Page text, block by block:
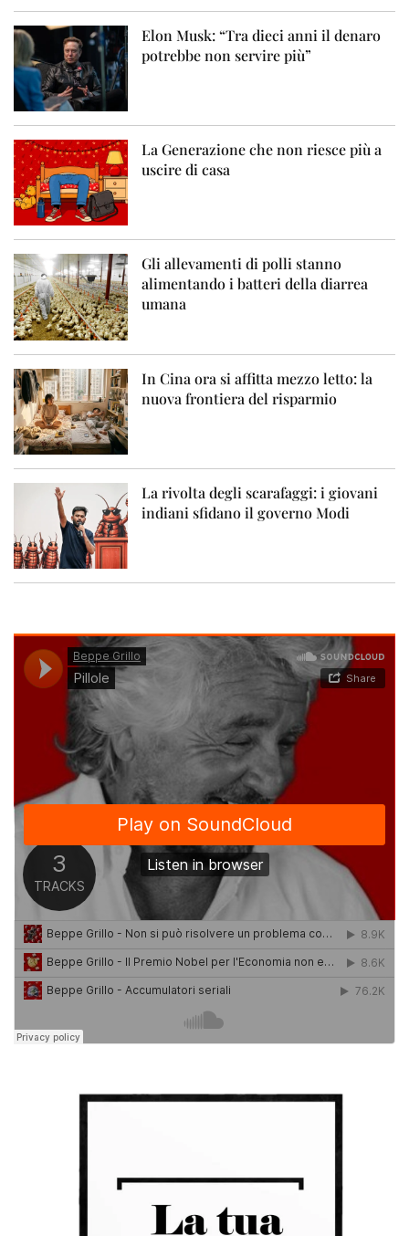
Elon Musk: “Tra dieci anni il denaro
potrebbe non servire più”
La Generazione che non riesce più a
uscire di casa
Gli allevamenti di polli stanno
alimentando i batteri della diarrea
umana
In Cina ora si affitta mezzo letto: la
nuova frontiera del risparmio
La rivolta degli scarafaggi: i giovani
indiani sfidano il governo Modi